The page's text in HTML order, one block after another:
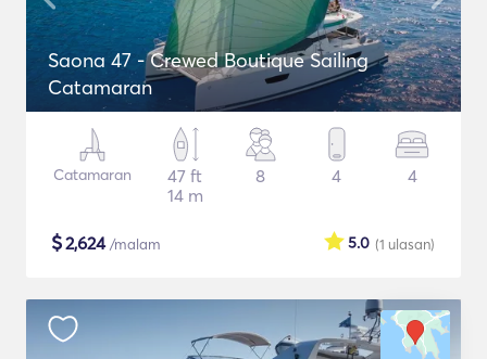
Saona 47 - Crewed Boutique Sailing
Catamaran
Catamaran
47 ft
14 m
8 4 4
$2,624/malam (1 ulasan)
5.0